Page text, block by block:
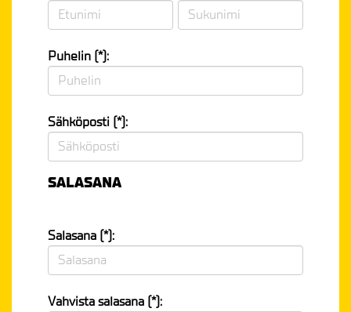
Puhelin (*):
Sähköposti (*):
SALASANA
Salasana (*):
Vahvista salasana (*):